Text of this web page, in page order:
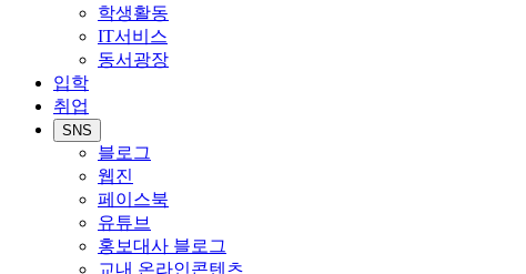
학생활동
IT서비스
동서광장
입학
취업
SNS
블로그
웹진
페이스북
유튜브
홍보대사 블로그
교내 온라인콘텐츠